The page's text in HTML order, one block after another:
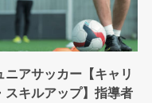
ニアサッカー【キャリ
スキルアップ】指導者